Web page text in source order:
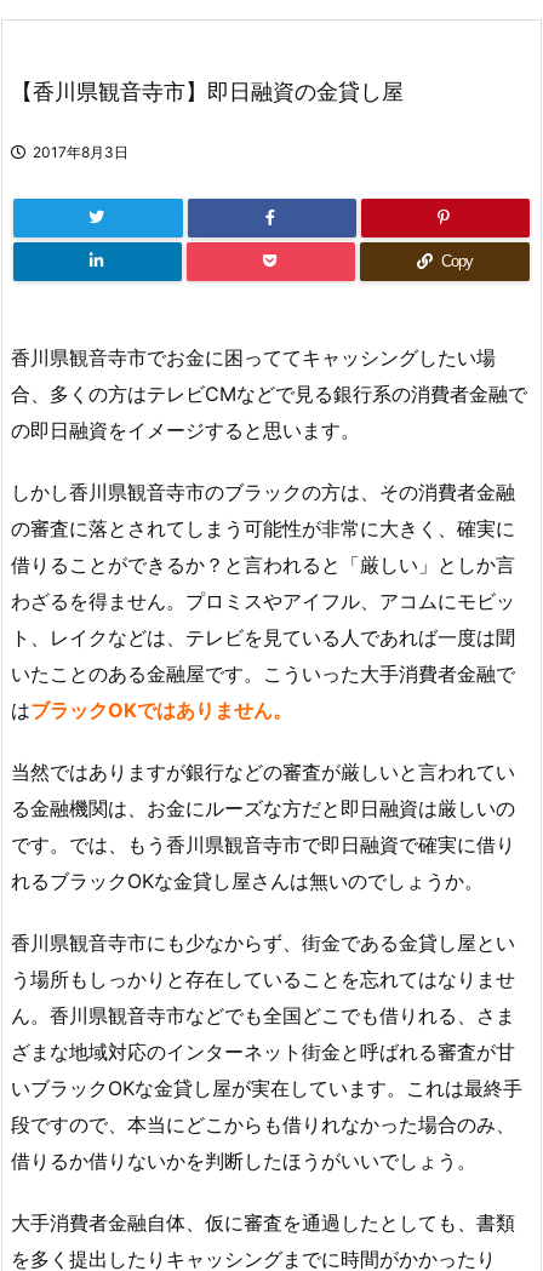
【香川県観音寺市】即日融資の金貸し屋
2017年8月3日
Copy
香川県観音寺市でお金に困っててキャッシングしたい場
合、多くの方はテレビCMなどで見る銀行系の消費者金融で
の即日融資をイメージすると思います。
しかし香川県観音寺市のブラックの方は、その消費者金融
の審査に落とされてしまう可能性が非常に大きく、確実に
借りることができるか？と言われると「厳しい」としか言
わざるを得ません。プロミスやアイフル、アコムにモビッ
ト、レイクなどは、テレビを見ている人であれば一度は聞
いたことのある金融屋です。こういった大手消費者金融で
はブラックOKではありません。
当然ではありますが銀行などの審査が厳しいと言われてい
る金融機関は、お金にルーズな方だと即日融資は厳しいの
です。では、もう香川県観音寺市で即日融資で確実に借り
れるブラックOKな金貸し屋さんは無いのでしょうか。
香川県観音寺市にも少なからず、街金である金貸し屋とい
う場所もしっかりと存在していることを忘れてはなりませ
ん。香川県観音寺市などでも全国どこでも借りれる、さま
ざまな地域対応のインターネット街金と呼ばれる審査が甘
いブラックOKな金貸し屋が実在しています。これは最終手
段ですので、本当にどこからも借りれなかった場合のみ、
借りるか借りないかを判断したほうがいいでしょう。
大手消費者金融自体、仮に審査を通過したとしても、書類
を多く提出したりキャッシングまでに時間がかかったり